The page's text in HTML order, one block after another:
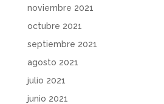
noviembre 2021
octubre 2021
septiembre 2021
agosto 2021
julio 2021
junio 2021